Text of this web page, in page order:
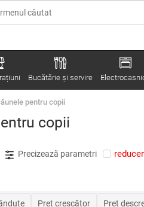
Bucătărie și servire
pentru copii
copii
Precizează parametri
Preț crescător Preț